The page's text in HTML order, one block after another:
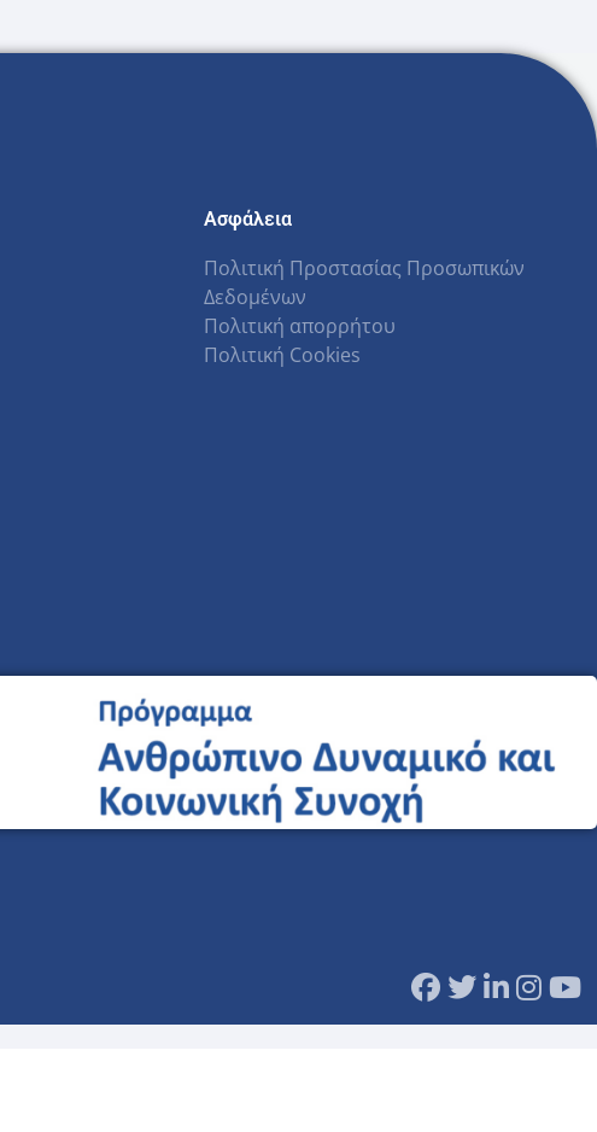
Ασφάλεια
Πολιτική Προστασίας Προσωπικών
Δεδομένων
Πολιτική απορρήτου
Πολιτική Cookies